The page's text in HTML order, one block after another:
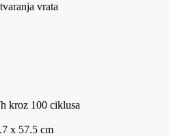
vrata
kroz 100 ciklusa
x 57.5 cm